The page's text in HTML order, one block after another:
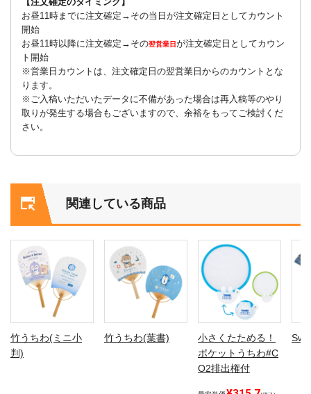
お昼11時までに注文確定→その当日が注文確定日としてカウント
開始
お昼11時以降に注文確定→その翌営業日が注文確定日としてカウン
ト開始
※営業日カウントは、注文確定日の翌営業日からのカウントとな
ります。
※ご入稿いただいたデータに不備があった場合は再入稿等のやり
取りが発生する場合もございますので、余裕をもってご検討くだ
さい。
関連している商品
竹うちわ(ミニ小
判)
竹うちわ(葉書)
小さくたためる！
ポケットうちわ#C
O2排出権付